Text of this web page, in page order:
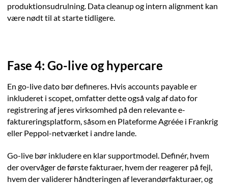
produktionsudrulning. Data cleanup og intern alignment kan
være nødt til at starte tidligere.
Fase 4: Go-live og hypercare
En go-live dato bør defineres. Hvis accounts payable er
inkluderet i scopet, omfatter dette også valg af dato for
registrering af jeres virksomhed på den relevante e-
faktureringsplatform, såsom en Plateforme Agréée i Frankrig
eller Peppol-netværket i andre lande.
Go-live bør inkludere en klar supportmodel. Definér, hvem
der overvåger de første fakturaer, hvem der reagerer på fejl,
hvem der validerer håndteringen af leverandørfakturaer, og